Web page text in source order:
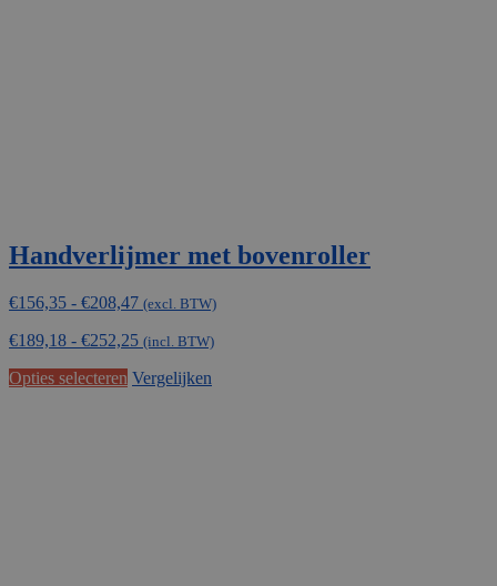
Handverlijmer met bovenroller
€156,35 - €208,47Prijsklasse:
tot
(excl. BTW)
€189,18 - €252,25 (incl. BTW)
Opties selecteren Dit
Vergelijken